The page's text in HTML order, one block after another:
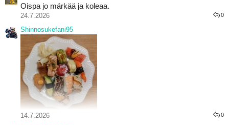
Oispa jo märkää ja koleaa.
24.7.2026 0
Shinnosukefani95
14.7.2026 0